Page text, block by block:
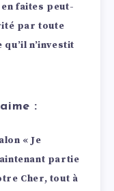
faites peut-
par toute
n’investit
:
« Je
partie
Cher, tout à